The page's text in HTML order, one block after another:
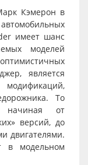
Кэмерон в
имеет шанс
моделей
является
То
начиная от
версий, до
двигателями.
в модельном